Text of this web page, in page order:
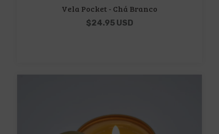
Vela Pocket - Chá Branco
$24.95 USD